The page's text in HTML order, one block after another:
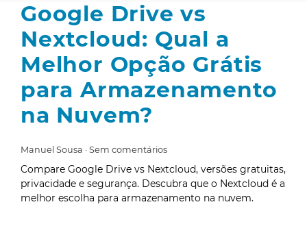
Google Drive vs
Nextcloud: Qual a
Melhor Opção Grátis
para Armazenamento
na Nuvem?
Manuel Sousa Sem comentários
Compare Google Drive vs Nextcloud, versões gratuitas,
privacidade e segurança. Descubra que o Nextcloud é a
melhor escolha para armazenamento na nuvem.